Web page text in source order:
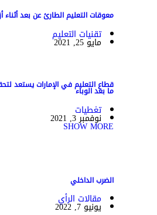
معوقات التعليم الطارئ عن بعد أثناء
تقنيات التعليم
مايو 25, 2021
قطاع التعليم في الإمارات يستعد
ما بعد الوباء
تغطيات
نوفمبر 3, 2021
SHOW MORE
الضرب الداخلي
مقالات الرأي
يونيو 7, 2022